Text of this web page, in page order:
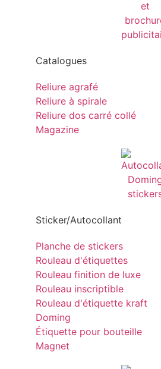
Catalogues
Reliure agrafé
Reliure à spirale
Reliure dos carré collé
Magazine
Sticker/Autocollant
Planche de stickers
Rouleau d'étiquettes
Rouleau finition de luxe
Rouleau inscriptible
Rouleau d'étiquette kraft
Doming
Étiquette pour bouteille
Magnet